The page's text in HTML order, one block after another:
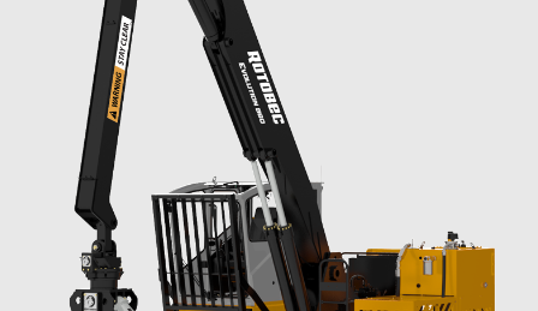
TROUVER UN DISTRIBUTEUR
À propos
Blogue
Carrières